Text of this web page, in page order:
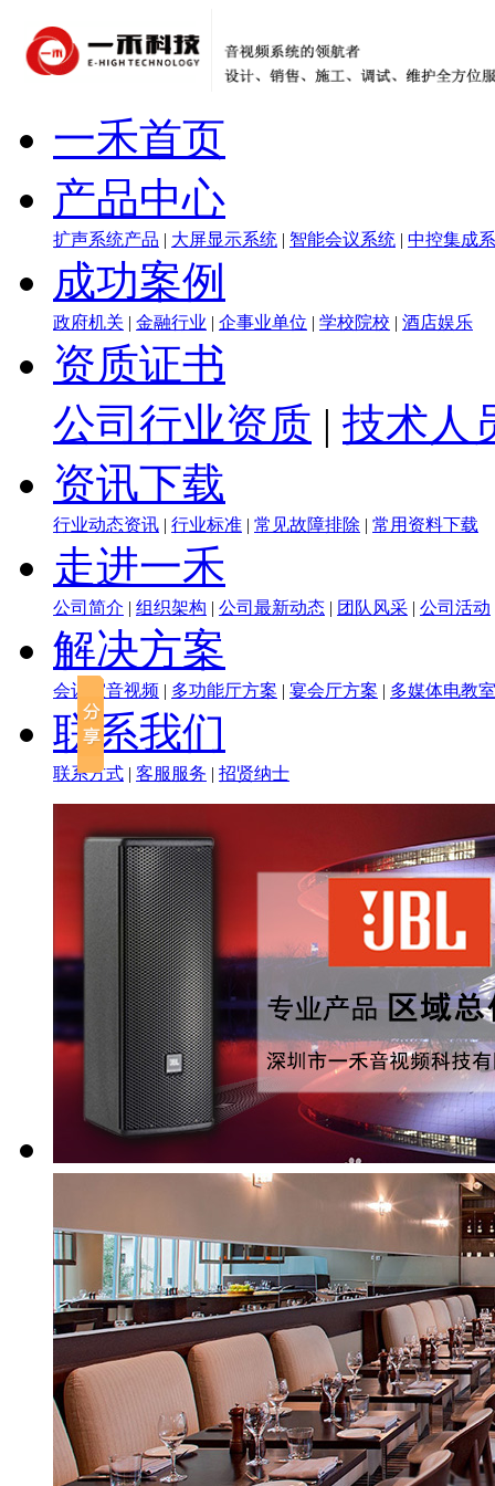
一禾首页
产品中心
扩声系统产品 | 大屏显示系统 | 智能会议系统 | 中控集成
成功案例
政府机关 | 金融行业 | 企事业单位 | 学校院校 | 酒店娱乐
资质证书
公司行业资质 | 技术人
资讯下载
行业动态资讯 | 行业标准 | 常见故障排除 | 常用资料下载
走进一禾
公司简介 | 组织架构 | 公司最新动态 | 团队风采 | 公司活动
解决方案
会议室音视频 | 多功能厅方案 | 宴会厅方案 | 多媒体电教室
联系我们
联系方式 | 客服服务 | 招贤纳士